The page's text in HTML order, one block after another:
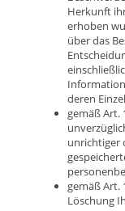
Herkunft
erhoben
über das
deren
gemäß Art.
unrichtiger
gemäß Art.
Löschung